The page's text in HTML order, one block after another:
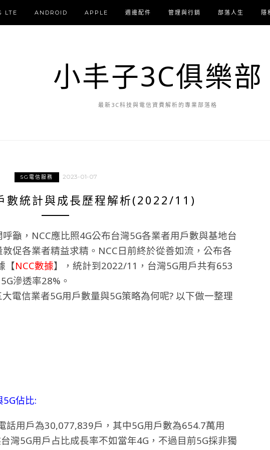
LTE ANDROID APPLE 週邊配件 管理與行銷 部落人生 隱
小丰子3C俱樂部
最新3C科技與電信資費解析的專業部落格
5G電信服務 2023-01-07
數統計與成長歷程解析(2022/11)
籲，NCC應比照4G公布台灣5G各業者用戶數與基地台
促各業者精益求精。NCC日前終於從善如流，公布各
【NCC數據】，統計到2022/11，台灣5G用戶共有653
滲透率28%。
電信業者5G用戶數量與5G策略為何呢? 以下做一整理
佔比:
用戶為30,077,839戶，其中5G用戶數為654.7萬用
灣5G用戶占比成長率不如當年4G，不過目前5G採非獨